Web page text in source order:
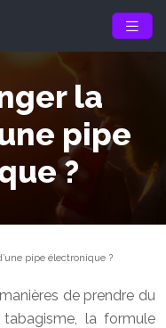
la
pipe
?
pipe électronique ?
de prendre du
la formule